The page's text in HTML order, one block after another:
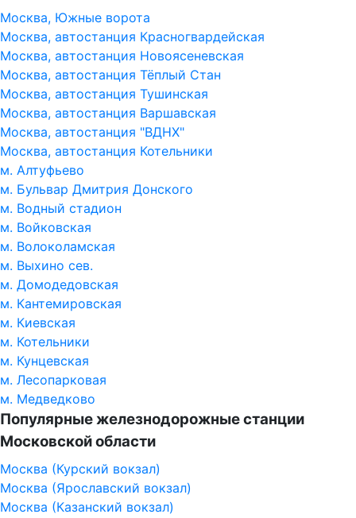
Москва, Южные ворота
Москва, автостанция Красногвардейская
Москва, автостанция Новоясеневская
Москва, автостанция Тёплый Стан
Москва, автостанция Тушинская
Москва, автостанция Варшавская
Москва, автостанция "ВДНХ"
Москва, автостанция Котельники
м. Алтуфьево
м. Бульвар Дмитрия Донского
м. Водный стадион
м. Войковская
м. Волоколамская
м. Выхино сев.
м. Домодедовская
м. Кантемировская
м. Киевская
м. Котельники
м. Кунцевская
м. Лесопарковая
м. Медведково
Популярные железнодорожные станции
Московской области
Москва (Курский вокзал)
Москва (Ярославский вокзал)
Москва (Казанский вокзал)